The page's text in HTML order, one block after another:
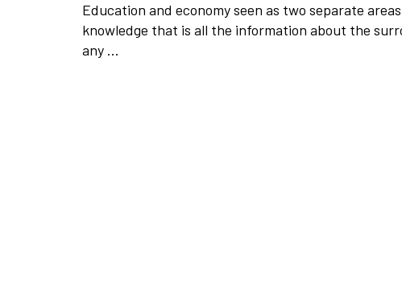
Education and economy seen as two separate
knowledge that is all the information about the
any ...